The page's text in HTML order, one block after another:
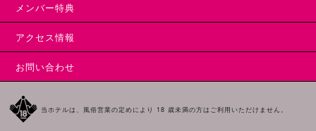
メンバー特典
アクセス情報
お問い合わせ
当ホテルは、風俗営業の定めにより 18 歳未満の方はご利用いただけません。